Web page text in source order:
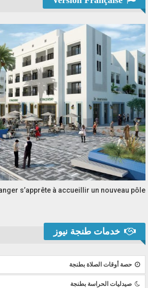
s’apprête à accueillir un nouveau pôle…
خدمات طنجة نيوز
حصة أوقات الصلاة بطنجة
صيدليات الحراسة بطنجة